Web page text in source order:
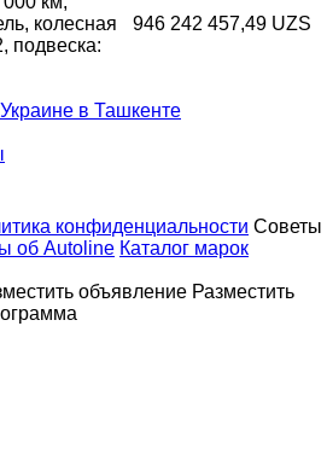
колесная
подвеска:
946 242 457,49 UZS
в Ташкенте
конфиденциальности Советы
об Autoline Каталог марок
объявление Разместить